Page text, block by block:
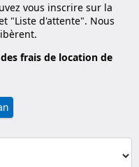
vous inscrire sur la
"Liste d'attente". Nous
frais de location de